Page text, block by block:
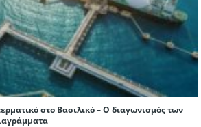
στο Βασιλικό – Ο διαγωνισμός των